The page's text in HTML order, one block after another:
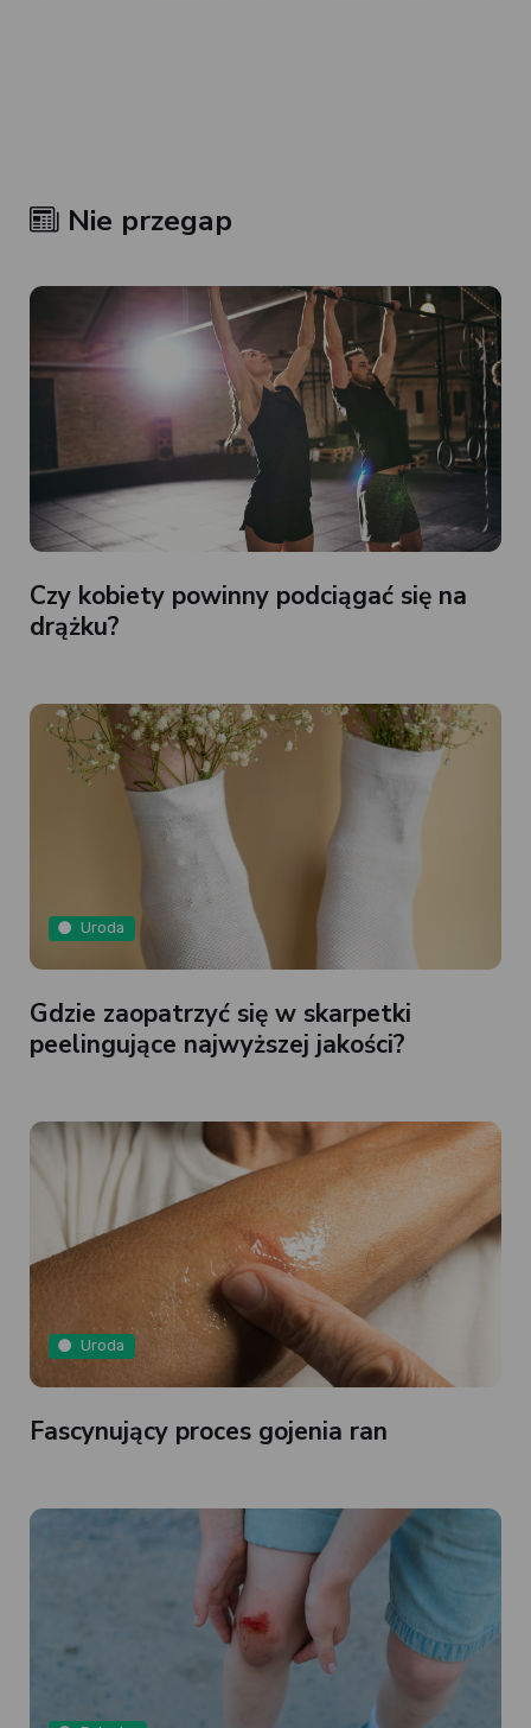
Nie przegap
Czy kobiety powinny podciągać się na
drążku?
Uroda
Gdzie zaopatrzyć się w skarpetki
peelingujące najwyższej jakości?
Uroda
Fascynujący proces gojenia ran